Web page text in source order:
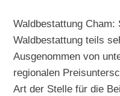
Waldbestattung
Waldbestattung teils
Ausgenommen von
regionalen
Art der Stelle für die